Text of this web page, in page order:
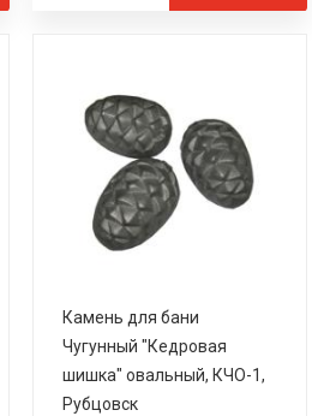
Камень для бани
Чугунный "Кедровая
шишка" овальный, КЧО-1,
Рубцовск